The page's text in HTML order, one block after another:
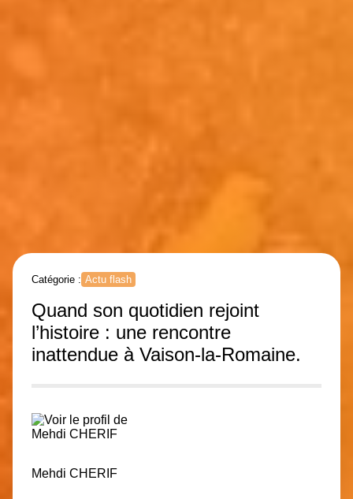
Catégorie : Actu flash
Quand son quotidien rejoint
l’histoire : une rencontre
inattendue à Vaison-la-Romaine.
Mehdi CHERIF